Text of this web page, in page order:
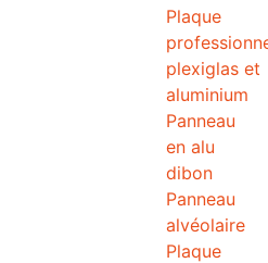
Plaque
plexiglas et
aluminium
Panneau
en alu
dibon
Panneau
alvéolaire
Plaque